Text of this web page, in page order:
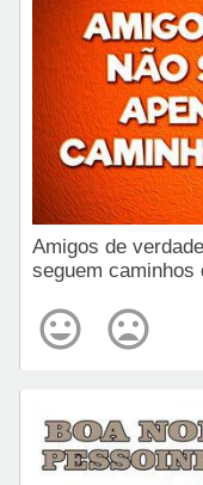
Amigos de
seguem caminhos